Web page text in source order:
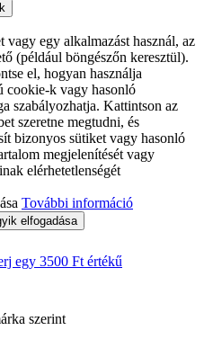
egy alkalmazást használ, az
(például böngészőn keresztül).
el, hogyan használja
cookie-k vagy hasonló
szabályozhatja. Kattintson az
szeretne megtudni, és
bizonyos sütiket vagy hasonló
megjelenítését vagy
elérhetetlenségét
További információ
elfogadása
egy 3500 Ft értékű
szerint